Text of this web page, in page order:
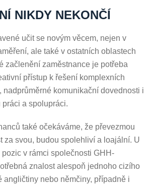
NIKDY NEKONČÍ
učit se novým věcem, nejen v
ale také v ostatních oblastech
začlenění zaměstnance je potřeba
přístup k řešení komplexních
nadprůměrné komunikační dovednosti i
a spolupráci.
také očekáváme, že převezmou
za svou, budou spolehliví a loajální. U
v rámci společnosti GHH-
znalost alespoň jednoho cizího
angličtiny nebo němčiny, případně i